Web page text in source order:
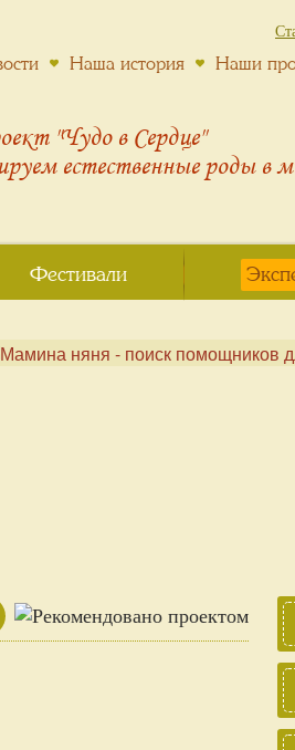
"Чудо в Сердце"
естественные роды в
Наша история Наши
Фестивали